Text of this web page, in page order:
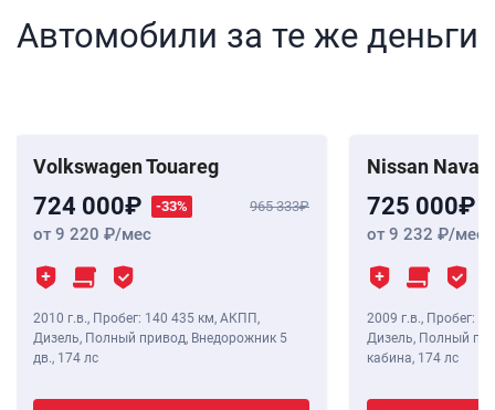
Автомобили за те же деньги
Volkswagen Touareg
724 000 -33% 965 333
от 9 220 /мес
2010 г.в., Пробег: 140 435 км, АКПП,
Дизель, Полный привод, Внедорожник 5
дв., 174 лс
Nissan
725 000
от 9 232 /мес
2009 г.в., Пробег:
Дизель, Полный
кабина, 174 лс